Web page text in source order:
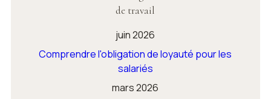
de travail
juin 2026
Comprendre l'obligation de loyauté pour les
salariés
mars 2026